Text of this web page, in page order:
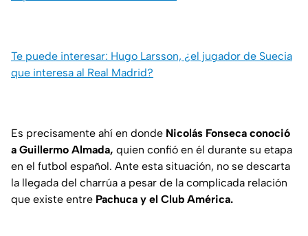
Te puede interesar: Hugo Larsson, ¿el jugador de Suecia
que interesa al Real Madrid?
Es precisamente ahí en donde Nicolás Fonseca conoció
a Guillermo Almada, quien confió en él durante su etapa
en el futbol español. Ante esta situación, no se descarta
la llegada del charrúa a pesar de la complicada relación
que existe entre Pachuca y el Club América.